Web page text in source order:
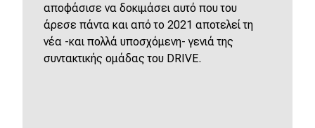
αποφάσισε να δοκιμάσει αυτό που του
άρεσε πάντα και από το 2021 αποτελεί τη
νέα -και πολλά υποσχόμενη- γενιά της
συντακτικής ομάδας του DRIVE.